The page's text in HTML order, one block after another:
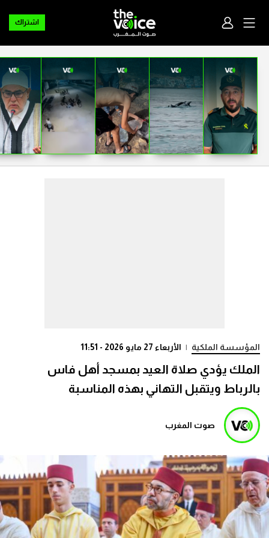
اشتراك
المؤسسة الملكية | الأربعاء 27 مايو 2026 - 11:51
الملك يؤدي صلاة العيد بمسجد أهل فاس
بالرباط ويتقبل التهاني بهذه المناسبة
صوت المغرب